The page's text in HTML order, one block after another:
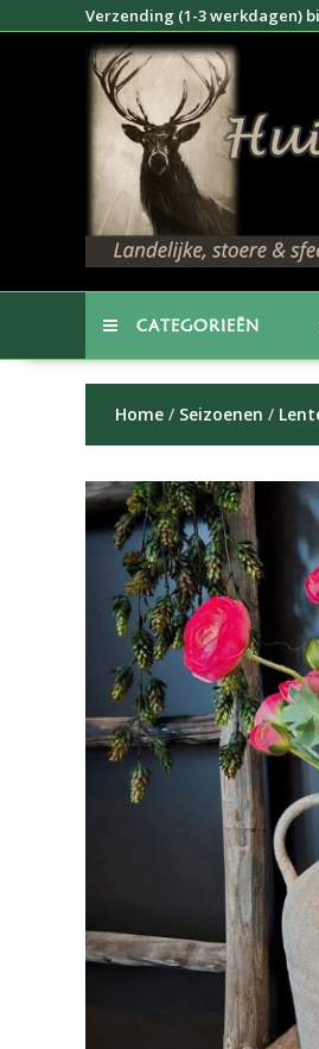
naar
Verzending (1-3 werkdagen)
CATEGORIEËN
Home / Seizoenen /